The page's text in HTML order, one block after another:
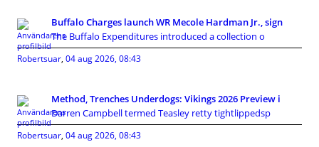
Buffalo Charges launch WR Mecole Hardman Jr., sign
The Buffalo Expenditures introduced a collection o
Robertsuar, 04 aug 2026, 08:43
Method, Trenches Underdogs: Vikings 2026 Preview i
Darren Campbell termed Teasley retty tightlippedsp
Robertsuar, 04 aug 2026, 08:43